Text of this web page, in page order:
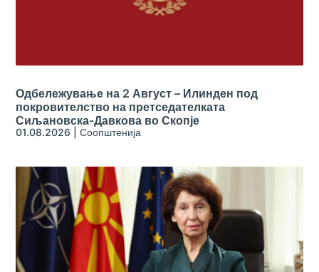
Одбележување на 2 Август – Илинден под
покровителство на претседателката
Сиљановска-Давкова во Скопје
01.08.2026 |Соопштенија